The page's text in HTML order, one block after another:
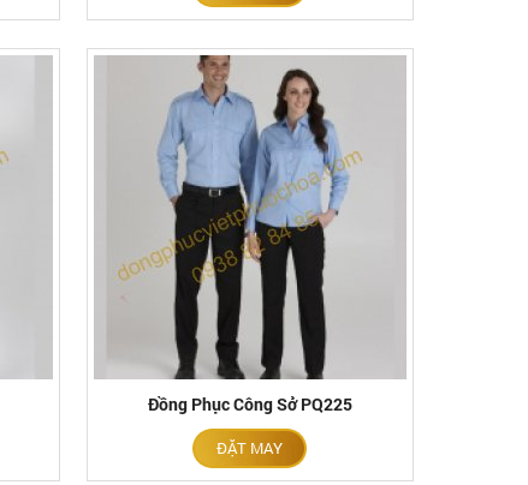
Đồng Phục Công Sở PQ225
ĐẶT MAY